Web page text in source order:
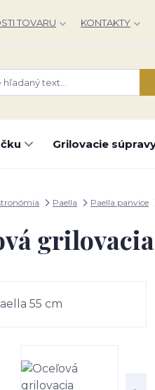
TOVARU KONTAKTY
Grilovacie
Paella Paella panvice